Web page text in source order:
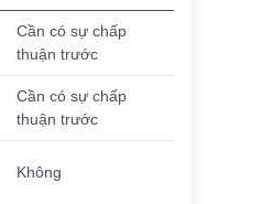
Cần có sự chấp
thuận trước
Cần có sự chấp
thuận trước
Không